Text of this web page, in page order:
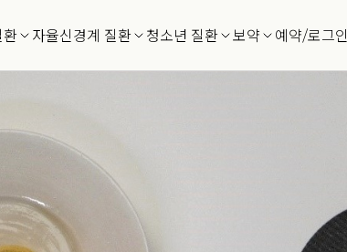
자율신경계 질환 청소년 질환 보약 예약/로그인